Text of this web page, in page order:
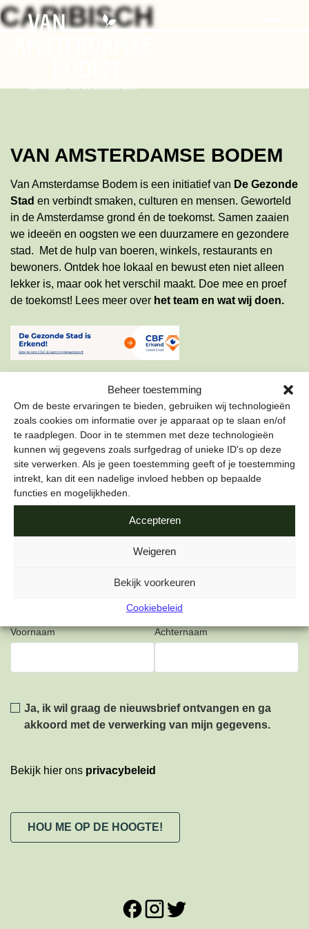
Beheer toestemming
Om de beste ervaringen te bieden, gebruiken wij technologieën
zoals cookies om informatie over je apparaat op te slaan en/of
te raadplegen. Door in te stemmen met deze technologieën
kunnen wij gegevens zoals surfgedrag of unieke ID's op deze
site verwerken. Als je geen toestemming geeft of je toestemming
intrekt, kan dit een nadelige invloed hebben op bepaalde
functies en mogelijkheden.
Accepteren
Weigeren
Bekijk voorkeuren
Cookiebeleid
Skip
to
Search
CARIBISCH
VAN AMSTERDAMSE BODEM
Van Amsterdamse Bodem is een initiatief van De Gezonde
Stad en verbindt smaken, culturen en mensen. Geworteld
in de Amsterdamse grond én de toekomst. Samen zaaien
we ideeën en oogsten we een duurzamere en gezondere
stad. Met de hulp van boeren, winkels, restaurants en
bewoners. Ontdek hoe lokaal en bewust eten niet alleen
lekker is, maar ook het verschil maakt. Doe mee en proef
de toekomst! Lees meer over het team en wat wij doen.
ONZE NIEUWSBRIEF
Schrijf je in voor onze nieuwsbrief om als eerste te lezen
over de leukste projecten en duurzame tips over hoe jij de
stad gezond kunt maken.
Voornaam Achternaam
Privacy
Ja, ik wil graag de nieuwsbrief ontvangen en ga
akkoord met de verwerking van mijn gegevens.
Bekijk hier ons privacybeleid